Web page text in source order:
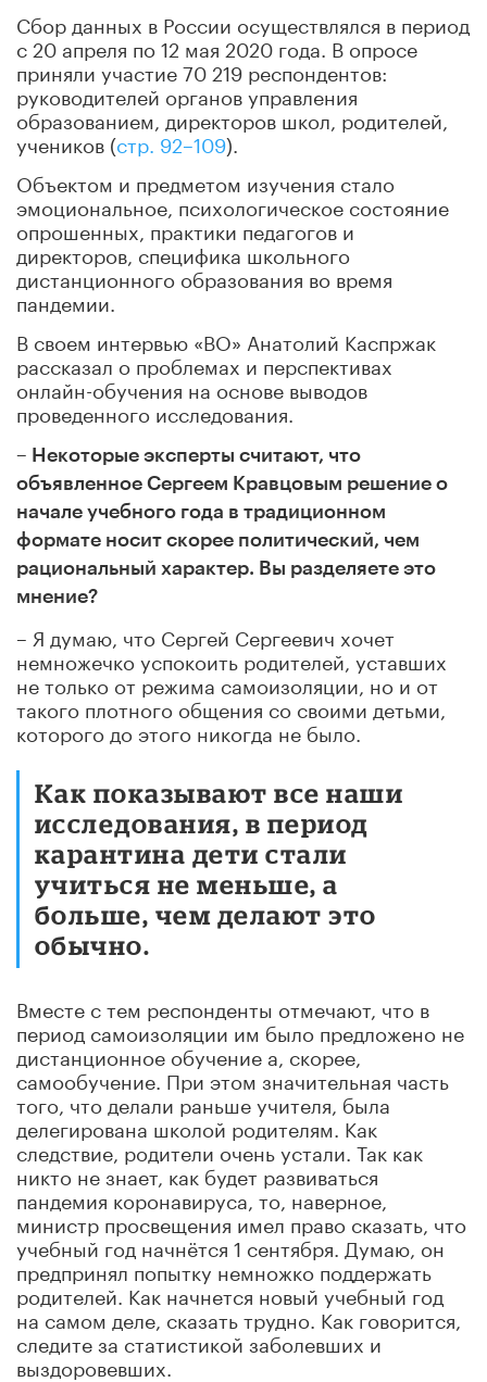
Сбор данных в России осуществлялся в период
c 20 апреля по 12 мая 2020 года. В опросе
приняли участие 70 219 респондентов:
руководителей органов управления
образованием, директоров школ, родителей,
учеников (стр. 92–109).
Объектом и предметом изучения стало
эмоциональное, психологическое состояние
опрошенных, практики педагогов и
директоров, специфика школьного
дистанционного образования во время
пандемии.
В своем интервью «ВО» Анатолий Каспржак
рассказал о проблемах и перспективах
онлайн-обучения на основе выводов
проведенного исследования.
– Некоторые эксперты считают, что
объявленное Сергеем Кравцовым решение о
начале учебного года в традиционном
формате носит скорее политический, чем
рациональный характер. Вы разделяете это
мнение?
– Я думаю, что Сергей Сергеевич хочет
немножечко успокоить родителей, уставших
не только от режима самоизоляции, но и от
такого плотного общения со своими детьми,
которого до этого никогда не было.
Как показывают все наши
исследования, в период
карантина дети стали
учиться не меньше, а
больше, чем делают это
обычно.
Вместе с тем респонденты отмечают, что в
период самоизоляции им было предложено не
дистанционное обучение а, скорее,
самообучение. При этом значительная часть
того, что делали раньше учителя, была
делегирована школой родителям. Как
следствие, родители очень устали. Так как
никто не знает, как будет развиваться
пандемия коронавируса, то, наверное,
министр просвещения имел право сказать, что
учебный год начнётся 1 сентября. Думаю, он
предпринял попытку немножко поддержать
родителей. Как начнется новый учебный год
на самом деле, сказать трудно. Как говорится,
следите за статистикой заболевших и
выздоровевших.